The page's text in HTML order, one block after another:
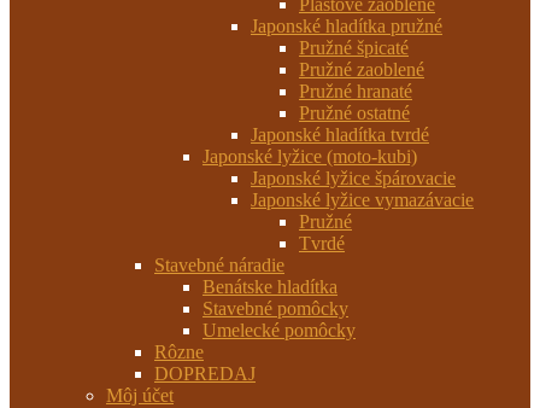
Plastové zaoblené
Japonské hladítka pružné
Pružné špicaté
Pružné zaoblené
Pružné hranaté
Pružné ostatné
Japonské hladítka tvrdé
Japonské lyžice (moto-kubi)
Japonské lyžice špárovacie
Japonské lyžice vymazávacie
Pružné
Tvrdé
Stavebné náradie
Benátske hladítka
Stavebné pomôcky
Umelecké pomôcky
Rôzne
DOPREDAJ
Môj účet